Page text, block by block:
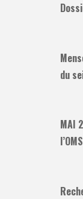
du
MAI